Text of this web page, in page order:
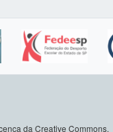
da Creative Commons.